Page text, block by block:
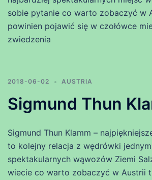
sobie pytanie co warto zobaczyć w
powinien pojawić się w czołówce
zwiedzenia
2018-06-02 AUSTRIA
Sigmund Thun
Sigmund Thun Klamm –
to kolejny relacja z wędrówki
spektakularnych wąwozów Ziemi
wiecie co warto zobaczyć w Austrii